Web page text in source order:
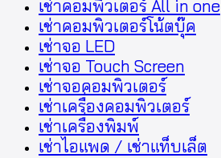
เช่าคอมพิวเตอร์ All in one
เช่าคอมพิวเตอร์โน้ตบุ๊ค
เช่าจอ LED
เช่าจอ Touch Screen
เช่าจอคอมพิวเตอร์
เช่าเครื่องคอมพิวเตอร์
เช่าเครื่องพิมพ์
เช่าไอแพด / เช่าแท็บเล็ต